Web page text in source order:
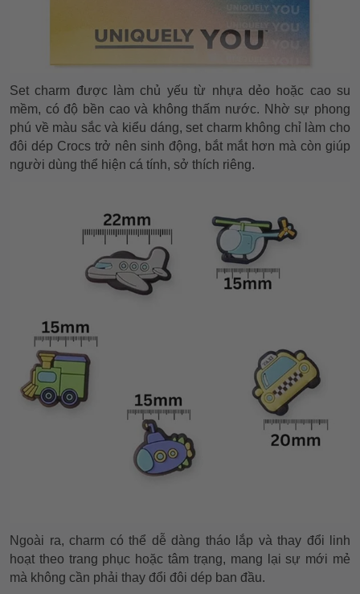
Set charm được làm chủ yếu từ nhựa dẻo hoặc cao su
mềm, có độ bền cao và không thấm nước. Nhờ sự phong
phú về màu sắc và kiểu dáng, set charm không chỉ làm cho
đôi dép Crocs trở nên sinh động, bắt mắt hơn mà còn giúp
người dùng thể hiện cá tính, sở thích riêng.
Ngoài ra, charm có thể dễ dàng tháo lắp và thay đổi linh
hoạt theo trang phục hoặc tâm trạng, mang lại sự mới mẻ
mà không cần phải thay đổi đôi dép ban đầu.